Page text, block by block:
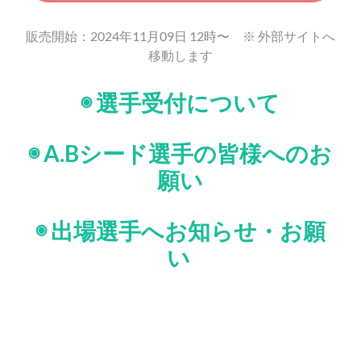
販売開始：2024年11月09日 12時〜 ※ 外部サイトへ
移動します
◉ 選手受付について
◉ A.Bシード選手の皆様へのお
願い
◉ 出場選手へお知らせ・お願
い